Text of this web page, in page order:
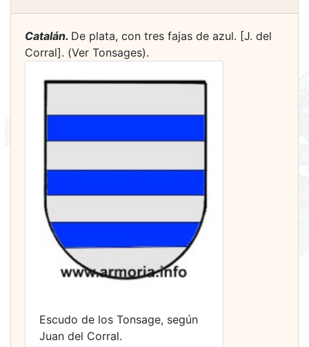
Catalán. De plata, con tres fajas de azul. [J. del
Corral]. (Ver Tonsages).
Escudo de los Tonsage, según
Juan del Corral.